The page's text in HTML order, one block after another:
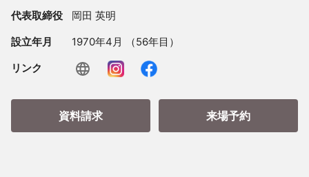
代表取締役 岡田 英明
設立年月 1970年4月 （56年目）
リンク
資料請求 来場予約